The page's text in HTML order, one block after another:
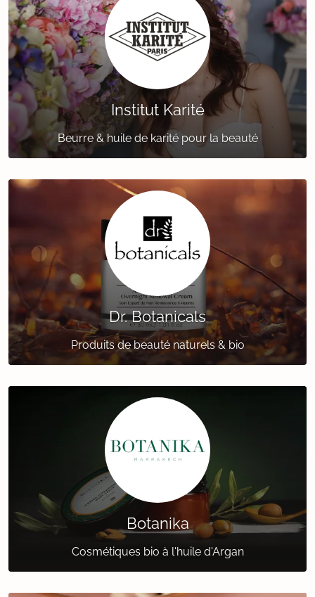
Institut Karité
Beurre & huile de karité pour la beauté
Dr. Botanicals
Produits de beauté naturels & bio
Botanika
Cosmétiques bio à l'huile d'Argan